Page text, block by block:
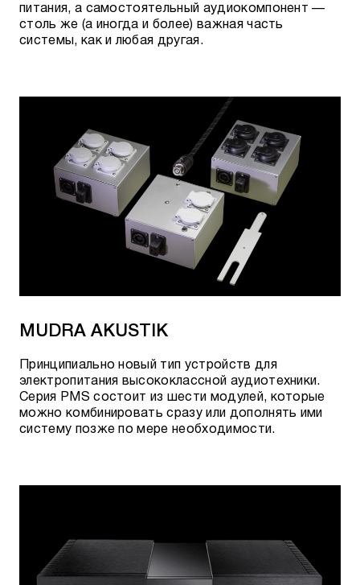
Гарантировать лучшие цены и качество
товара нам позволяет сотрудничество с
питания, а самостоятельный аудиокомпонент —
столь же (а иногда и более) важная часть
системы, как и любая другая.
MUDRA AKUSTIK
Принципиально новый тип устройств для
электропитания высококлассной аудиотехники.
Серия PMS состоит из шести модулей, которые
можно комбинировать сразу или дополнять ими
систему позже по мере необходимости.